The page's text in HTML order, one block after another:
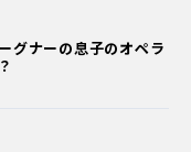
ナーの息子のオペラ